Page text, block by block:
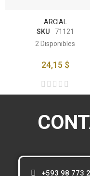
ARCIAL
SKU
71121
2 Disponibles
24,15 $
+593 98 773